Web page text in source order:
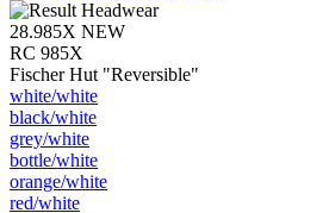
28.985X NEW
RC 985X
Fischer Hut "Reversible"
white/​white
black/​white
grey/​white
bottle/​white
orange/​white
red/​white